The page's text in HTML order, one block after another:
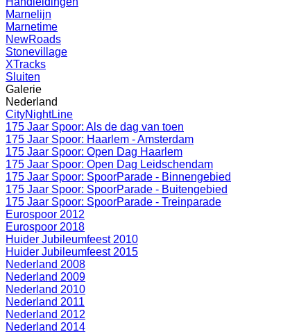
Marnelijn
Marnetime
NewRoads
Stonevillage
XTracks
Sluiten
Galerie
Nederland
CityNightLine
175 Jaar Spoor: Als de dag van toen
175 Jaar Spoor: Haarlem - Amsterdam
175 Jaar Spoor: Open Dag Haarlem
175 Jaar Spoor: Open Dag Leidschendam
175 Jaar Spoor: SpoorParade - Binnengebied
175 Jaar Spoor: SpoorParade - Buitengebied
175 Jaar Spoor: SpoorParade - Treinparade
Eurospoor 2012
Eurospoor 2018
Huider Jubileumfeest 2010
Huider Jubileumfeest 2015
Nederland 2008
Nederland 2009
Nederland 2010
Nederland 2011
Nederland 2012
Nederland 2014